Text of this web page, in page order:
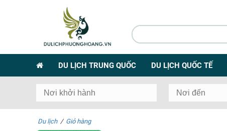
DU LỊCH TRUNG QUỐC DU LỊCH QUỐC TẾ
Du lịch / Giỏ hàng